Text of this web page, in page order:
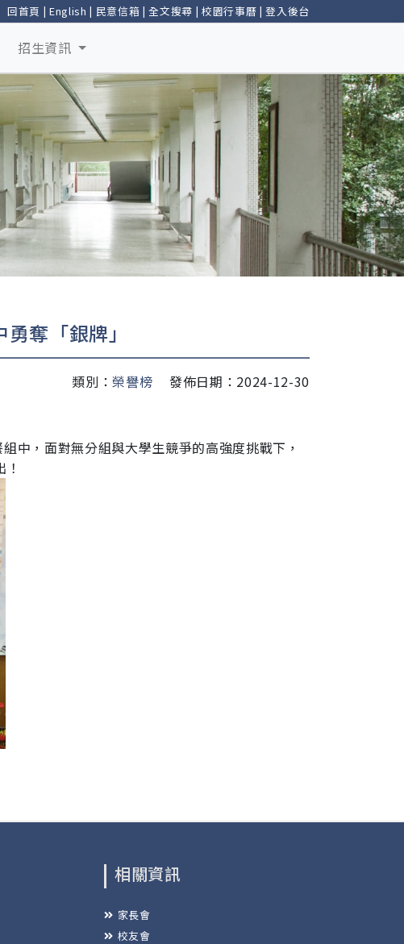
回首頁 | English | 民意信箱 |全文搜尋 | 校園行事曆 |登入後台
招生資訊
奪「銀牌」
類別：榮譽榜
發佈日期：2024-12-30
中，面對無分組與大學生競爭的高強度挑戰下，
相關資訊
家長會
校友會